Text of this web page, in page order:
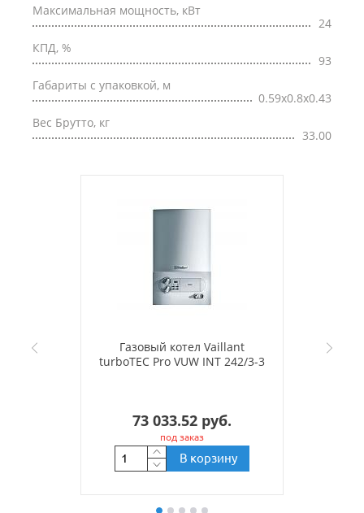
Максимальная мощность, кВт
24
КПД, %
93
Габариты с упаковкой, м
0.59x0.8x0.43
Вес Брутто, кг
33.00
Газовый котел Vaillant
turboTEC Pro VUW INT 242/3-3
73 033.52 руб.
под заказ
В корзину